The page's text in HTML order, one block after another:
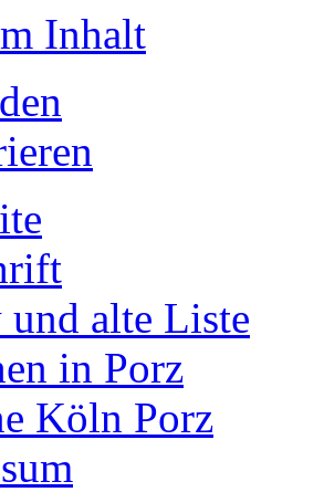
Inhalt
alte Liste
in Porz
Köln Porz